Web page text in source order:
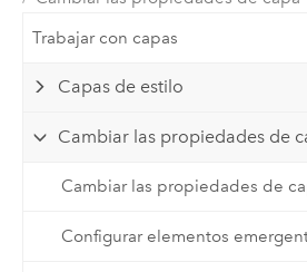
Trabajar con capas
Capas de estilo
Cambiar las propiedades de
Cambiar las propiedades de
Configurar elementos